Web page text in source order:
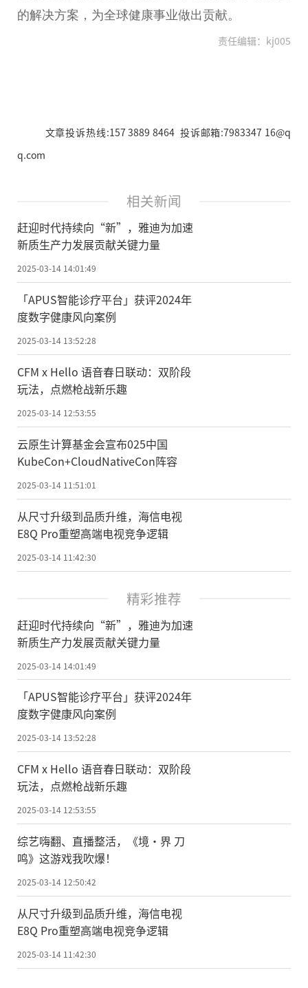
的解决方案，为全球健康事业做出贡献。
责任编辑：kj005
文章投诉热线:157 3889 8464 投诉邮箱:7983347 16@q
q.com
相关新闻
赶迎时代持续向“新”，雅迪为加速
新质生产力发展贡献关键力量
2025-03-14 14:01:49
「APUS智能诊疗平台」获评2024年
度数字健康风向案例
2025-03-14 13:52:28
CFM x Hello 语音春日联动：双阶段
玩法，点燃枪战新乐趣
2025-03-14 12:53:55
云原生计算基金会宣布025中国
KubeCon+CloudNativeCon阵容
2025-03-14 11:51:01
从尺寸升级到品质升维，海信电视
E8Q Pro重塑高端电视竞争逻辑
2025-03-14 11:42:30
精彩推荐
赶迎时代持续向“新”，雅迪为加速
新质生产力发展贡献关键力量
2025-03-14 14:01:49
「APUS智能诊疗平台」获评2024年
度数字健康风向案例
2025-03-14 13:52:28
CFM x Hello 语音春日联动：双阶段
玩法，点燃枪战新乐趣
2025-03-14 12:53:55
综艺嗨翻、直播整活，《境·界 刀
鸣》这游戏我吹爆！
2025-03-14 12:50:42
从尺寸升级到品质升维，海信电视
E8Q Pro重塑高端电视竞争逻辑
2025-03-14 11:42:30